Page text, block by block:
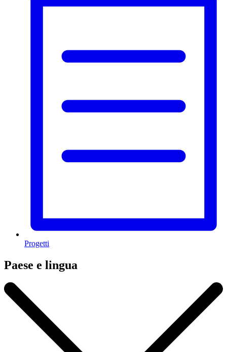
Progetti
Paese e lingua